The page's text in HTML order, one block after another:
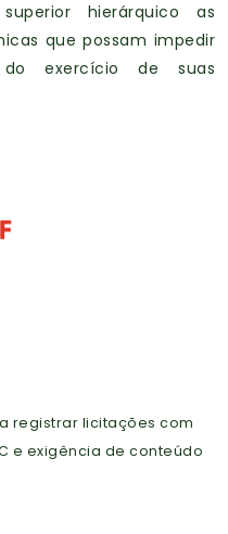
hierárquico as
que possam impedir
exercício de suas
registrar licitações com
e exigência de conteúdo